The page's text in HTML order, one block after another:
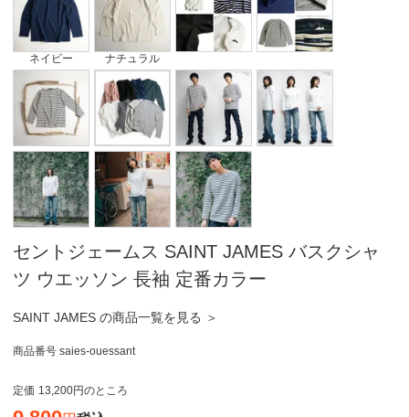
ネイビー ナチュラル
セントジェームス SAINT JAMES バスクシャ
ツ ウエッソン 長袖 定番カラー
SAINT JAMES の商品一覧を見る ＞
商品番号 saies-ouessant
定価 13,200 のところ